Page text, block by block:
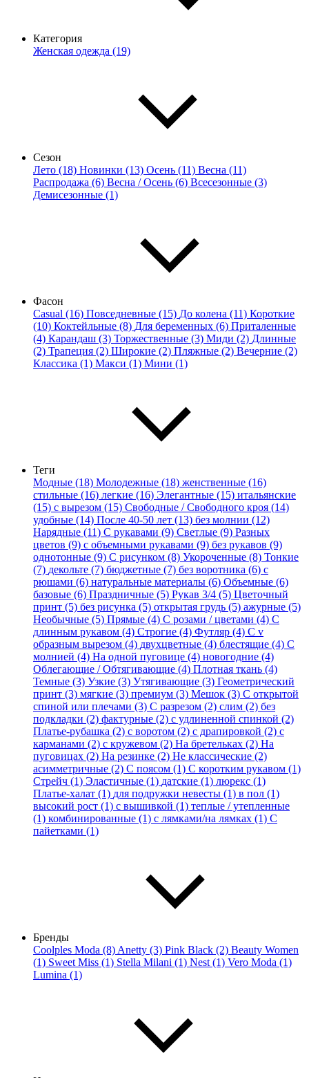
Категория
Женская одежда (19)
Сезон
Лето (18) Новинки (13) Осень (11) Весна (11)
Распродажа (6) Весна / Осень (6) Всесезонные (3)
Демисезонные (1)
Фасон
Casual (16) Повседневные (15) До колена (11) Короткие
(10) Коктейльные (8) Для беременных (6) Приталенные
(4) Карандаш (3) Торжественные (3) Миди (2) Длинные
(2) Трапеция (2) Широкие (2) Пляжные (2) Вечерние (2)
Классика (1) Макси (1) Мини (1)
Теги
Модные (18) Молодежные (18) женственные (16)
стильные (16) легкие (16) Элегантные (15) итальянские
(15) с вырезом (15) Свободные / Свободного кроя (14)
удобные (14) После 40-50 лет (13) без молнии (12)
Нарядные (11) С рукавами (9) Светлые (9) Разных
цветов (9) с объемными рукавами (9) без рукавов (9)
однотонные (9) С рисунком (8) Укороченные (8) Тонкие
(7) декольте (7) бюджетные (7) без воротника (6) с
рюшами (6) натуральные материалы (6) Объемные (6)
базовые (6) Праздничные (5) Рукав 3/4 (5) Цветочный
принт (5) без рисунка (5) открытая грудь (5) ажурные (5)
Необычные (5) Прямые (4) С розами / цветами (4) С
длинным рукавом (4) Строгие (4) Футляр (4) С v
образным вырезом (4) двухцветные (4) блестящие (4) С
молнией (4) На одной пуговице (4) новогодние (4)
Облегающие / Обтягивающие (4) Плотная ткань (4)
Темные (3) Узкие (3) Утягивающие (3) Геометрический
принт (3) мягкие (3) премиум (3) Мешок (3) С открытой
спиной или плечами (3) С разрезом (2) слим (2) без
подкладки (2) фактурные (2) с удлиненной спинкой (2)
Платье-рубашка (2) с воротом (2) с драпировкой (2) с
карманами (2) с кружевом (2) На бретельках (2) На
пуговицах (2) На резинке (2) Не классические (2)
асимметричные (2) С поясом (1) С коротким рукавом (1)
Стрейч (1) Эластичные (1) датские (1) люрекс (1)
Платье-халат (1) для подружки невесты (1) в пол (1)
высокий рост (1) с вышивкой (1) теплые / утепленные
(1) комбинированные (1) с лямками/на лямках (1) С
пайетками (1)
Бренды
Coolples Moda (8) Anetty (3) Pink Black (2) Beauty Women
(1) Sweet Miss (1) Stella Milani (1) Nest (1) Vero Moda (1)
Lumina (1)